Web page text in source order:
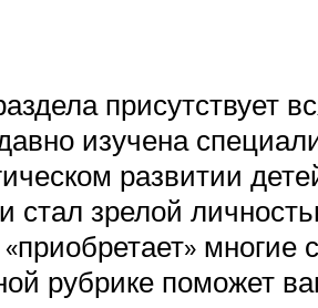
изучена
развитии
стал зрелой
«приобретает»
рубрике поможет